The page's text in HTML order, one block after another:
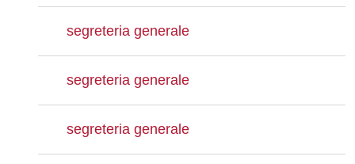
segreteria generale
segreteria generale
segreteria generale